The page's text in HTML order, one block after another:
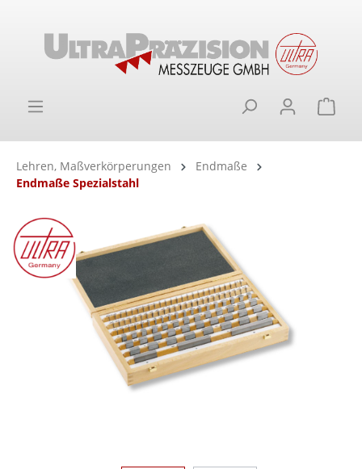
Lehren, Maßverkörperungen
Endmaße
Endmaße Spezialstahl
Bildergalerie überspringen